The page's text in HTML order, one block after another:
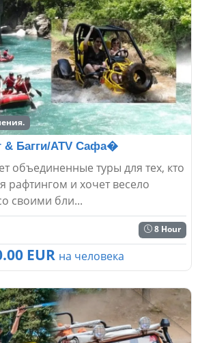
& Багги/ATV Сафа�
объединенные туры для тех, кто
рафтингом и хочет весело
своими бли...
8 Hour
EUR на человека